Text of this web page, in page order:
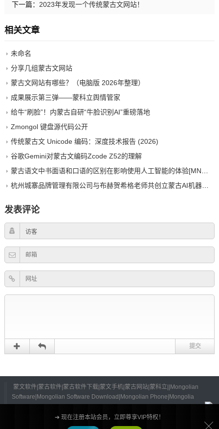
下一篇： 2023年发现一个传统蒙古文网站！
相关文章
未命名
分享几组蒙古文网站
蒙古文网站有哪些？（电脑版 2026年整理）
成果展示第三弹——蒙科立舆情管家
给牛“刷脸”！内蒙古自研“牛脸识别AI”重磅落地
Zmongol 键盘源代码公开
传统蒙古文 Unicode 编码：深度技术报告 (2026)
谷歌Gemini对蒙古文编码Zcode Z52的理解
蒙古语文中书面语和口语的区别在影响使用人工智能的体验[MNG&zh-CN]
杭州城寨品牌管理有限公司与布赫贺希格老师共创立蒙古AI机器人，布局文化科技新赛道
发表评论
蒙文软件|蒙古软件|蒙古软件下载|蒙文手机|蒙古网站|蒙科立||Mongolian
Software|Mongolian Software Download|Mongolian Phone|Mongolia
蒙公网安备15052402000125号
Z-BlogPHP Themes by 蒙古文软件大全
➔ 现在注册本站会员，立即尊享VIP特权！